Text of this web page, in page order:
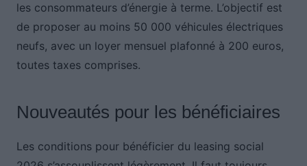
les consommateurs d’énergie à terme. L’objectif est
de proposer au moins 50 000 véhicules électriques
neufs, avec un loyer mensuel plafonné à 200 euros,
toutes taxes comprises.
Nouveautés pour les bénéficiaires
Les conditions pour bénéficier du leasing social